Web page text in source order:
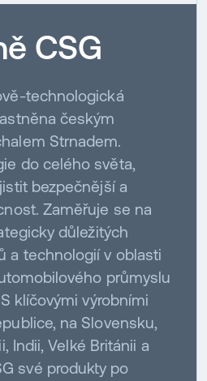
CSG
technologická
českým
Strnadem.
do celého světa,
bezpečnější a
Zaměřuje se na
důležitých
a technologií v oblasti
průmyslu
klíčovými výrobními
na Slovensku,
Indii, Velké Británii a
své produkty po